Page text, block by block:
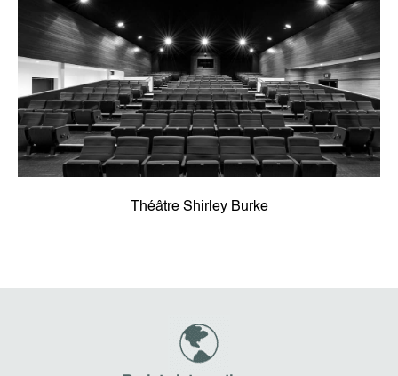
Théâtre Shirley Burke